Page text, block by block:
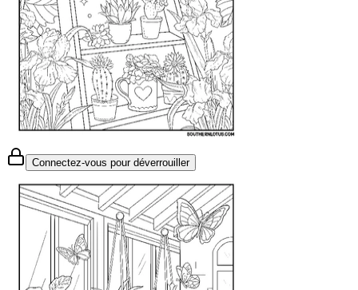
Connectez-vous pour déverrouiller